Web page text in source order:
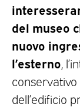
del museo
nuovo
l’esterno ,
dell’edificio